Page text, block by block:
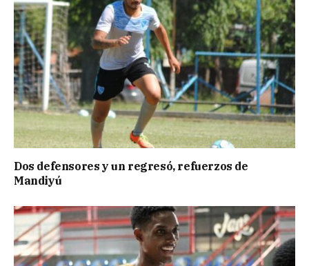
Dos defensores y un regresó, refuerzos de
Mandiyú